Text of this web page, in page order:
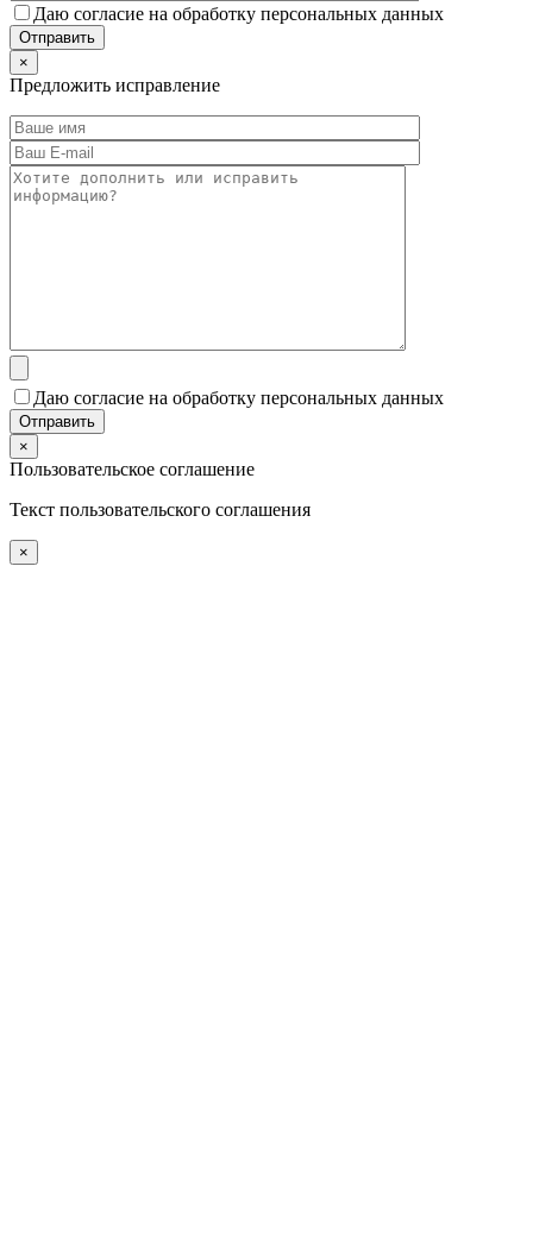
Даю согласие на обработку персональных данных
×
Предложить исправление
Даю согласие на обработку персональных данных
×
Пользовательское соглашение
Текст пользовательского соглашения
×